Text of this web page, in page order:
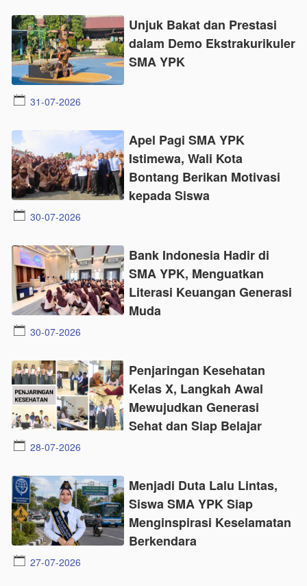
31-07-2026
Unjuk Bakat dan Prestasi
dalam Demo Ekstrakurikuler
SMA YPK
30-07-2026
Apel Pagi SMA YPK
Istimewa, Wali Kota
Bontang Berikan Motivasi
kepada Siswa
30-07-2026
Bank Indonesia Hadir di
SMA YPK, Menguatkan
Literasi Keuangan Generasi
Muda
28-07-2026
Penjaringan Kesehatan
Kelas X, Langkah Awal
Mewujudkan Generasi
Sehat dan Siap Belajar
27-07-2026
Menjadi Duta Lalu Lintas,
Siswa SMA YPK Siap
Menginspirasi Keselamatan
Berkendara